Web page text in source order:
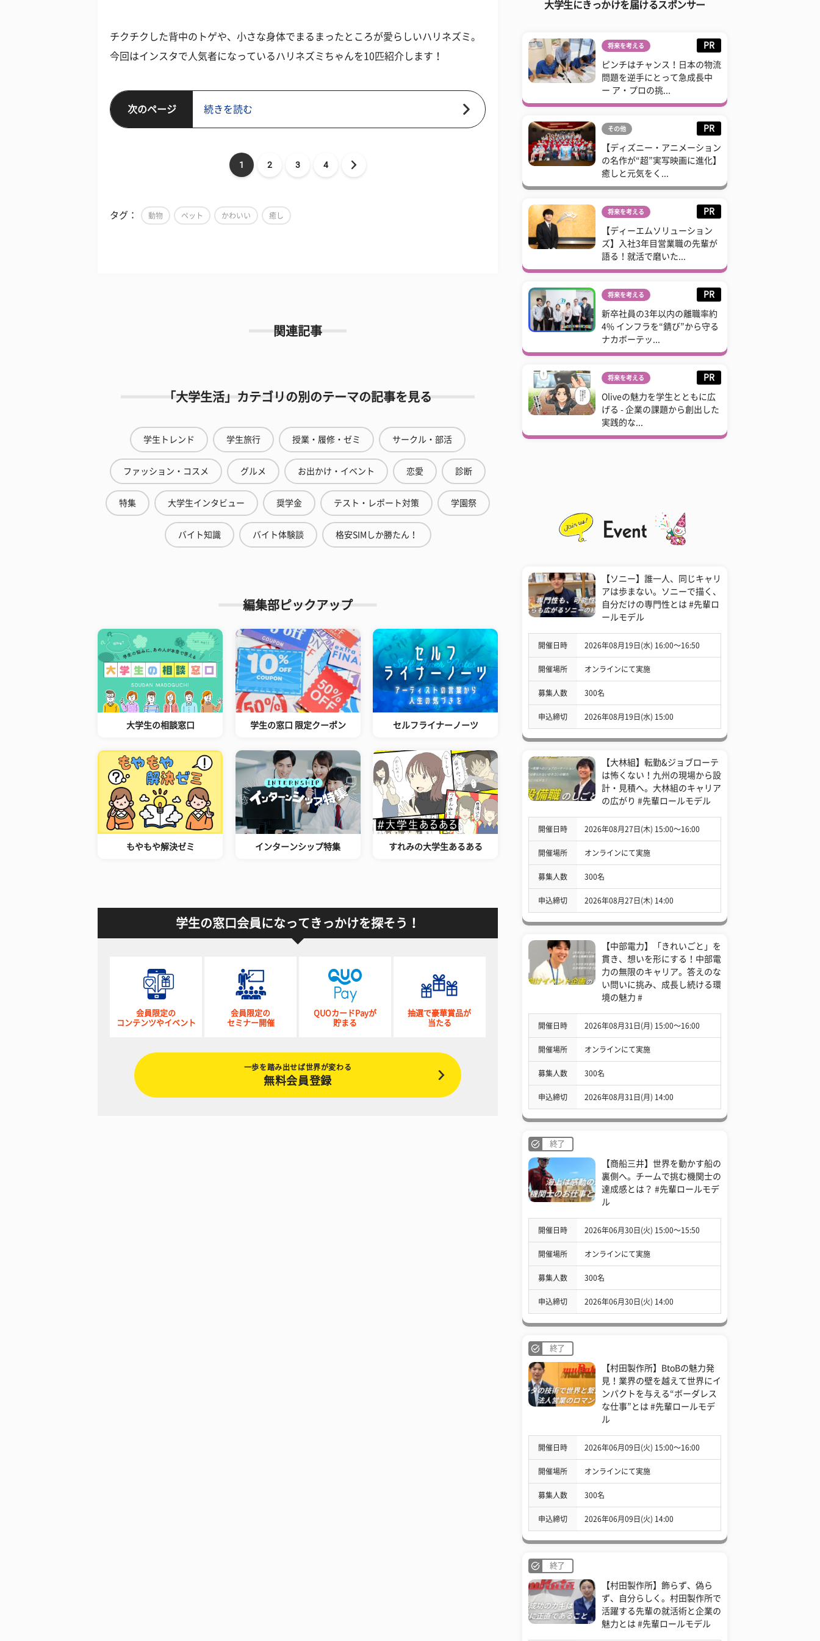
チクチクした背中のトゲや、小さな身体でまるまったところが愛らしいハリネズミ。
今回はインスタで人気者になっているハリネズミちゃんを10匹紹介します！
次のページ 続きを読む
1 2 3 4
タグ： 動物 ペット かわいい 癒し
関連記事
「大学生活」カテゴリの別のテーマの記事を見る
学生トレンド 学生旅行 授業・履修・ゼミ サークル・部活
ファッション・コスメ グルメ お出かけ・イベント 恋愛 診断
特集 大学生インタビュー 奨学金 テスト・レポート対策 学園祭
バイト知識 バイト体験談 格安SIMしか勝たん！
編集部ピックアップ
大学生の相談窓口 学生の窓口 限定クーポン セルフライナーノーツ
もやもや解決ゼミ インターンシップ特集 すれみの大学生あるある
学生の窓口会員になってきっかけを探そう！
会員限定の
コンテンツやイベント
会員限定の
セミナー開催
QUOカードPayが
貯まる
抽選で豪華賞品が
当たる
一歩を踏み出せば世界が変わる
無料会員登録
大学生にきっかけを届けるスポンサー
将来を考える PR
ピンチはチャンス！日本の物流
問題を逆手にとって急成長中
ー ア・プロの挑...
その他 PR
【ディズニー・アニメーション
の名作が“超”実写映画に進化】
癒しと元気をく...
将来を考える PR
【ディーエムソリューション
ズ】入社3年目営業職の先輩が
語る！就活で磨いた...
将来を考える PR
新卒社員の3年以内の離職率約
4% インフラを“錆び”から守る
ナカボーテッ...
将来を考える PR
Oliveの魅力を学生とともに広
げる - 企業の課題から創出した
実践的な...
【ソニー】誰一人、同じキャリ
アは歩まない。ソニーで描く、
自分だけの専門性とは #先輩ロ
ールモデル
開催日時 2026年08月19日(水) 16:00〜16:50
開催場所 オンラインにて実施
募集人数 300名
申込締切 2026年08月19日(水) 15:00
【大林組】転勤&ジョブローテ
は怖くない！九州の現場から設
計・見積へ。大林組のキャリア
の広がり #先輩ロールモデル
開催日時 2026年08月27日(木) 15:00〜16:00
開催場所 オンラインにて実施
募集人数 300名
申込締切 2026年08月27日(木) 14:00
【中部電力】「きれいごと」を
貫き、想いを形にする！中部電
力の無限のキャリア。答えのな
い問いに挑み、成長し続ける環
境の魅力 #
開催日時 2026年08月31日(月) 15:00〜16:00
開催場所 オンラインにて実施
募集人数 300名
申込締切 2026年08月31日(月) 14:00
終了
【商船三井】世界を動かす船の
裏側へ。チームで挑む機関士の
達成感とは？ #先輩ロールモデ
ル
開催日時 2026年06月30日(火) 15:00〜15:50
開催場所 オンラインにて実施
募集人数 300名
申込締切 2026年06月30日(火) 14:00
終了
【村田製作所】BtoBの魅力発
見！業界の壁を越えて世界にイ
ンパクトを与える“ボーダレス
な仕事”とは #先輩ロールモデ
ル
開催日時 2026年06月09日(火) 15:00〜16:00
開催場所 オンラインにて実施
募集人数 300名
申込締切 2026年06月09日(火) 14:00
終了
【村田製作所】飾らず、偽ら
ず、自分らしく。村田製作所で
活躍する先輩の就活術と企業の
魅力とは #先輩ロールモデル